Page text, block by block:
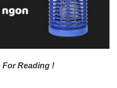
For Reading !